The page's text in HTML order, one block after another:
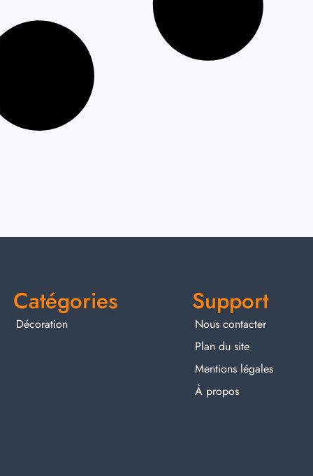
Catégories
Décoration
Support
Nous contacter
Plan du site
Mentions légales
À propos